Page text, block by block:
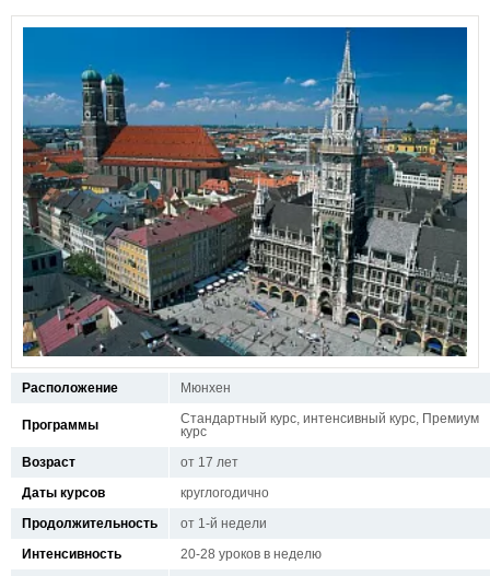
Расположение Мюнхен
Программы
Стандартный курс, интенсивный курс, Премиум
курс
Возраст
от 17 лет
Даты курсов
круглогодично
Продолжительность
от 1-й недели
Интенсивность
20-28 уроков в неделю